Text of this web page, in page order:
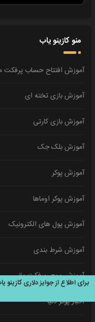
منو کازینو یاب
آموزش افتتاح حساب پرفکت
آموزش بازی تخته ای
آموزش بازی کارتی
آموزش بلک جک
آموزش پوکر
آموزش پوکر اوماها
آموزش پول های الکترونیک
آموزش شرط بندی
آموزش ووچر پرفکت مانی
اخبار پوکر دنیا
برای اطلاع از جوایز دلاری